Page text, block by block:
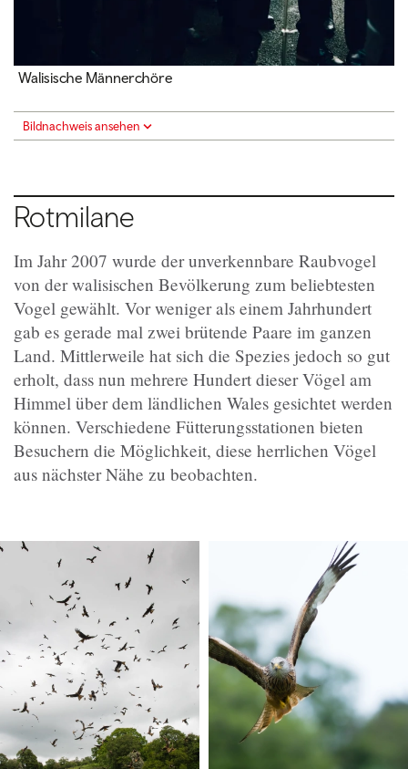
Walisische Männerchöre
Bildnachweis ansehen
Rotmilane
Im Jahr 2007 wurde der unverkennbare Raubvogel
von der walisischen Bevölkerung zum beliebtesten
Vogel gewählt. Vor weniger als einem Jahrhundert
gab es gerade mal zwei brütende Paare im ganzen
Land. Mittlerweile hat sich die Spezies jedoch so gut
erholt, dass nun mehrere Hundert dieser Vögel am
Himmel über dem ländlichen Wales gesichtet werden
können. Verschiedene Fütterungsstationen bieten
Besuchern die Möglichkeit, diese herrlichen Vögel
aus nächster Nähe zu beobachten.